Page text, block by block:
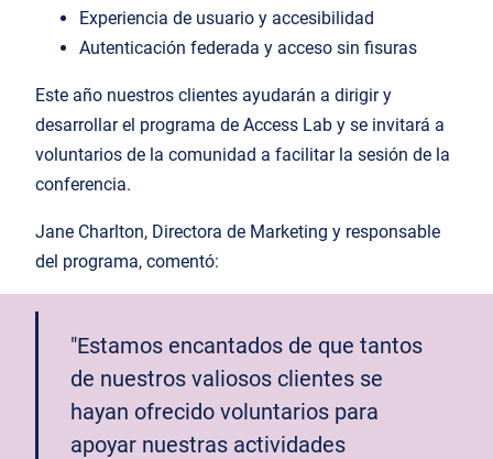
Experiencia de usuario y accesibilidad
Autenticación federada y acceso sin fisuras
Este año nuestros clientes ayudarán a dirigir y
desarrollar el programa de Access Lab y se invitará a
voluntarios de la comunidad a facilitar la sesión de la
conferencia.
Jane Charlton, Directora de Marketing y responsable
del programa, comentó:
"Estamos encantados de que tantos
de nuestros valiosos clientes se
hayan ofrecido voluntarios para
apoyar nuestras actividades